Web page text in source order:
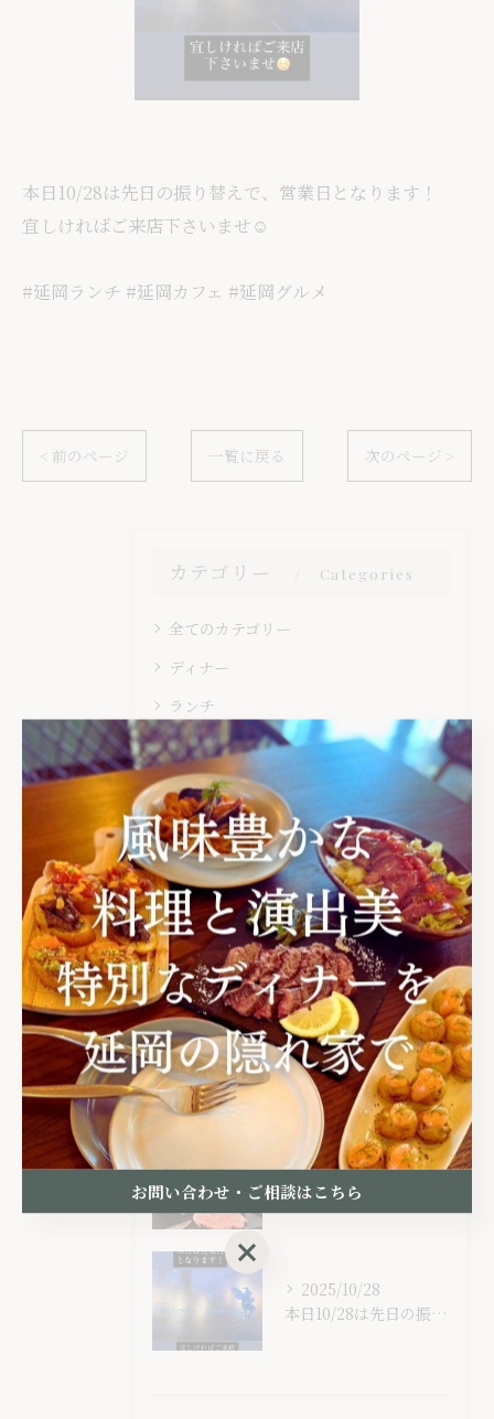
本日10/28は先日の振り替えで、営業日となります！
宜しければご来店下さいませ☺️
#延岡ランチ #延岡カフェ #延岡グルメ
< 前のページ 一覧に戻る 次のページ >
カテゴリー Categories
全てのカテゴリー
ディナー
ランチ
記念日
デート
宮崎牛
最近の投稿
Recent
Posts
2025/12/05
クリスマスオードブルに続いて遅すぎるのですが、年末オードブル...
2025/12/05
2025/10/28
本日10/28は先日の振り替えで、営業日となります！
お問い合わせ・ご相談はこちら
お問い合わせ・ご相談はこちら